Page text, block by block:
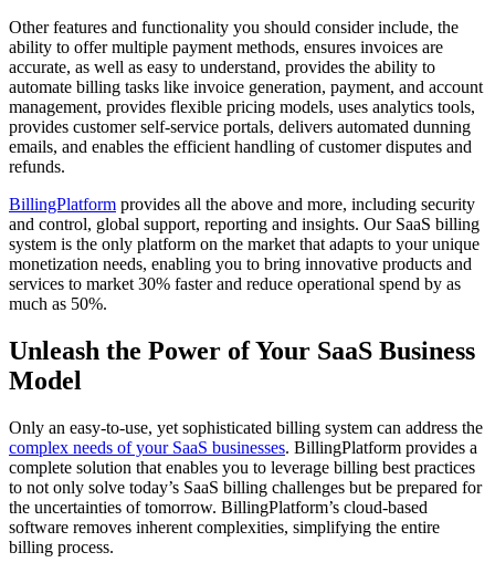
Other features and functionality you should consider include, the
ability to offer multiple payment methods, ensures invoices are
accurate, as well as easy to understand, provides the ability to
automate billing tasks like invoice generation, payment, and account
management, provides flexible pricing models, uses analytics tools,
provides customer self-service portals, delivers automated dunning
emails, and enables the efficient handling of customer disputes and
refunds.
BillingPlatform provides all the above and more, including security
and control, global support, reporting and insights. Our SaaS billing
system is the only platform on the market that adapts to your unique
monetization needs, enabling you to bring innovative products and
services to market 30% faster and reduce operational spend by as
much as 50%.
Unleash the Power of Your SaaS Business
Model
Only an easy-to-use, yet sophisticated billing system can address the
complex needs of your SaaS businesses. BillingPlatform provides a
complete solution that enables you to leverage billing best practices
to not only solve today’s SaaS billing challenges but be prepared for
the uncertainties of tomorrow. BillingPlatform’s cloud-based
software removes inherent complexities, simplifying the entire
billing process.